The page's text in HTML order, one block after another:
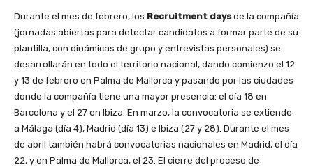
Durante el mes de febrero, los Recruitment daysde la compañía
(jornadas abiertas para detectar candidatos a formar parte de su
plantilla, con dinámicas de grupo y entrevistas personales) se
desarrollarán en todo el territorio nacional, dando comienzo el 12
y 13 de febrero en Palma de Mallorca y pasando por las ciudades
donde la compañía tiene una mayor presencia: el día 18 en
Barcelona y el 27 en Ibiza. En marzo, la convocatoria se extiende
a Málaga (día 4), Madrid (día 13) e Ibiza (27 y 28). Durante el mes
de abril también habrá convocatorias nacionales en Madrid, el día
22, y en Palma de Mallorca, el 23. El cierre del proceso de